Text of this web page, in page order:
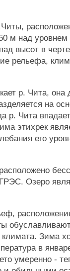
м над
высот в
рельефа,
р. Чита, она
на
р. Чита
этихрек
его
Озеро
климата. Зима
в
умеренно -